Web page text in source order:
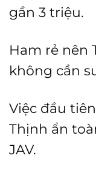
gần 3 triệu.
Ham rẻ nên
không cần
Việc đầu
Thịnh ẩn
JAV.